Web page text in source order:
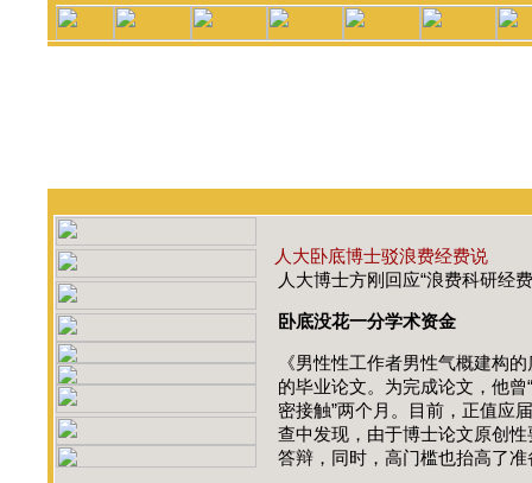
人大卧底博士驳浪费经费说
人大博士方刚回应“浪费科研经
卧底没花一分学术资金
《男性性工作者男性气概建构
的毕业论文。为完成论文，他曾
密接触”两个月。目前，正值应
查中发现，由于博士论文原创
答辩，同时，高门槛也抬高了